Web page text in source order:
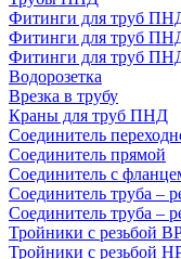
Фитинги для труб
Фитинги для труб
Фитинги для труб
Водорозетка
Врезка в трубу
Краны для труб ПНД
Соединитель
Соединитель прямой
Соединитель с
Соединитель труба –
Соединитель труба –
Тройники с резьбой
Тройники с резьбой